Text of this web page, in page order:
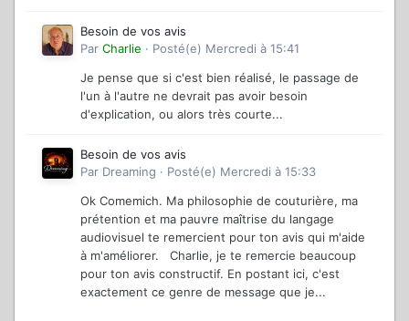
Besoin de vos avis
Par Charlie · Posté(e) Mercredi à 15:41
Je pense que si c'est bien réalisé, le passage de
l'un à l'autre ne devrait pas avoir besoin
d'explication, ou alors très courte...
Besoin de vos avis
Par Dreaming · Posté(e) Mercredi à 15:33
Ok Comemich. Ma philosophie de couturière, ma
prétention et ma pauvre maîtrise du langage
audiovisuel te remercient pour ton avis qui m'aide
à m'améliorer. Charlie, je te remercie beaucoup
pour ton avis constructif. En postant ici, c'est
exactement ce genre de message que je...